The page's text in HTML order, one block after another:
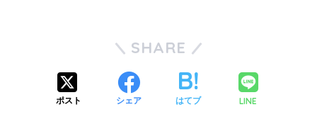
SHARE
ポスト シェア はてブ LINE